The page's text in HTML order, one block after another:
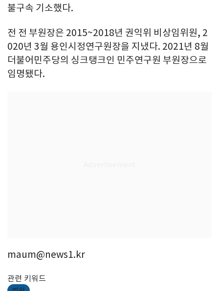
불구속 기소했다.
전 전 부원장은 2015~2018년 권익위 비상임위원, 2
020년 3월 용인시정연구원장을 지냈다. 2021년 8월
더불어민주당의 싱크탱크인 민주연구원 부원장으로
임명됐다.
maum@news1.kr
관련 키워드